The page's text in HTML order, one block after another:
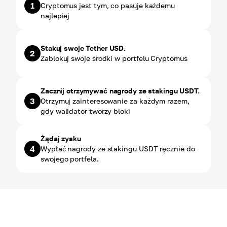
1
Cryptomus jest tym, co pasuje każdemu
najlepiej
2
Stakuj swoje Tether USD.
Zablokuj swoje środki w portfelu Cryptomus
3
Zacznij otrzymywać nagrody ze stakingu USDT.
Otrzymuj zainteresowanie za każdym razem,
gdy walidator tworzy bloki
4
Żądaj zysku
Wypłać nagrody ze stakingu USDT ręcznie do
swojego portfela.